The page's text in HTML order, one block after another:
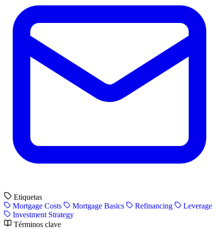
Etiquetas
Mortgage Costs
Mortgage Basics Refinancing
Leverage
Investment Strategy
Términos clave